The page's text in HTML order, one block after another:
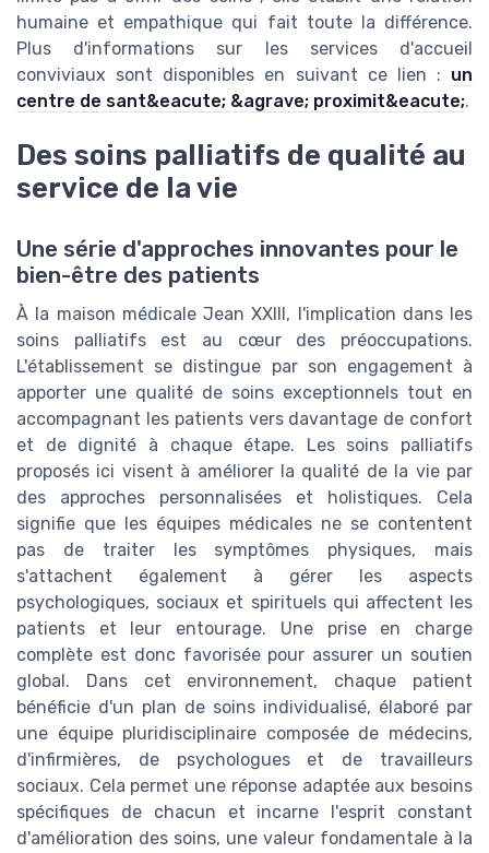
humaine et empathique qui fait toute la différence.
Plus d'informations sur les services d'accueil
conviviaux sont disponibles en suivant ce lien : un
centre de sant&eacute; &agrave; proximit&eacute;.
Des soins palliatifs de qualité au
service de la vie
Une série d'approches innovantes pour le
bien-être des patients
À la maison médicale Jean XXIII, l'implication dans les
soins palliatifs est au cœur des préoccupations.
L'établissement se distingue par son engagement à
apporter une qualité de soins exceptionnels tout en
accompagnant les patients vers davantage de confort
et de dignité à chaque étape. Les soins palliatifs
proposés ici visent à améliorer la qualité de la vie par
des approches personnalisées et holistiques. Cela
signifie que les équipes médicales ne se contentent
pas de traiter les symptômes physiques, mais
s'attachent également à gérer les aspects
psychologiques, sociaux et spirituels qui affectent les
patients et leur entourage. Une prise en charge
complète est donc favorisée pour assurer un soutien
global. Dans cet environnement, chaque patient
bénéficie d'un plan de soins individualisé, élaboré par
une équipe pluridisciplinaire composée de médecins,
d'infirmières, de psychologues et de travailleurs
sociaux. Cela permet une réponse adaptée aux besoins
spécifiques de chacun et incarne l'esprit constant
d'amélioration des soins, une valeur fondamentale à la